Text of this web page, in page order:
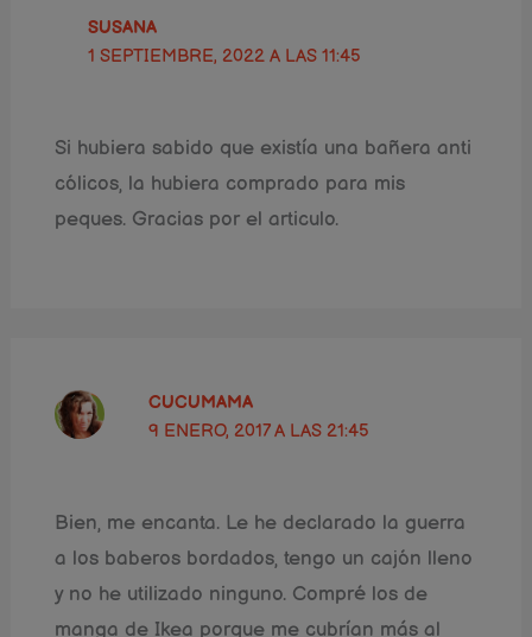
SUSANA
1 SEPTIEMBRE, 2022 A LAS 11:45
Si hubiera sabido que existía una bañera anti
cólicos, la hubiera comprado para mis
peques. Gracias por el articulo.
CUCUMAMA
9 ENERO, 2017 A LAS 21:45
Bien, me encanta. Le he declarado la guerra
a los baberos bordados, tengo un cajón lleno
y no he utilizado ninguno. Compré los de
manga de Ikea porque me cubrían más al